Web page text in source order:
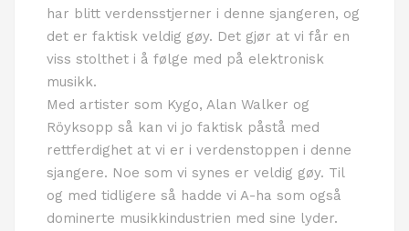
har blitt verdensstjerner i denne sjangeren, og
det er faktisk veldig gøy. Det gjør at vi får en
viss stolthet i å følge med på elektronisk
musikk.
Med artister som Kygo, Alan Walker og
Röyksopp så kan vi jo faktisk påstå med
rettferdighet at vi er i verdenstoppen i denne
sjangere. Noe som vi synes er veldig gøy. Til
og med tidligere så hadde vi A-ha som også
dominerte musikkindustrien med sine lyder.